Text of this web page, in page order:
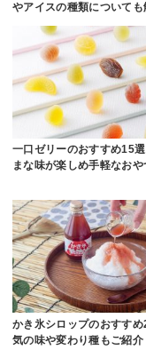
やアイスの種類についても
一口ゼリーのおすすめ15
まな味が楽しめ手軽なお
かき氷シロップのおすすめ
気の味や変わり種もご紹介